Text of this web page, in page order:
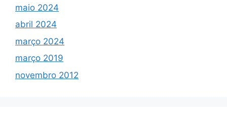
maio 2024
abril 2024
março 2024
março 2019
novembro 2012